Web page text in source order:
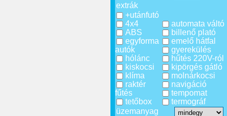
extrák
+utánfutó
4x4
ABS
egyforma
autók
hólánc
kiskocsi
klíma
raktér
fűtés
tetőbox
automata váltó
billenő plató
emelő hátfal
gyerekülés
hűtés 220V-ról
kipörgés gátló
molnárkocsi
navigáció
tempomat
termográf
üzemanyag